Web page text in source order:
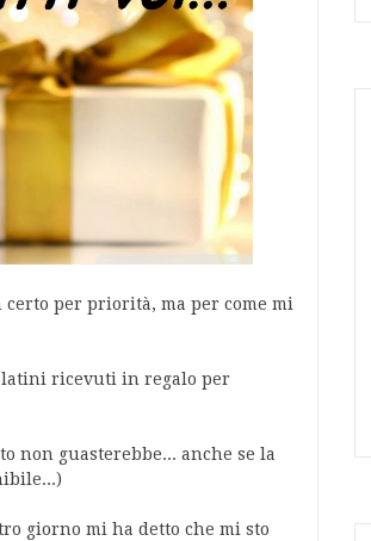
per priorità, ma per come mi
ricevuti in regalo per
non guasterebbe... anche se la
giorno mi ha detto che mi sto